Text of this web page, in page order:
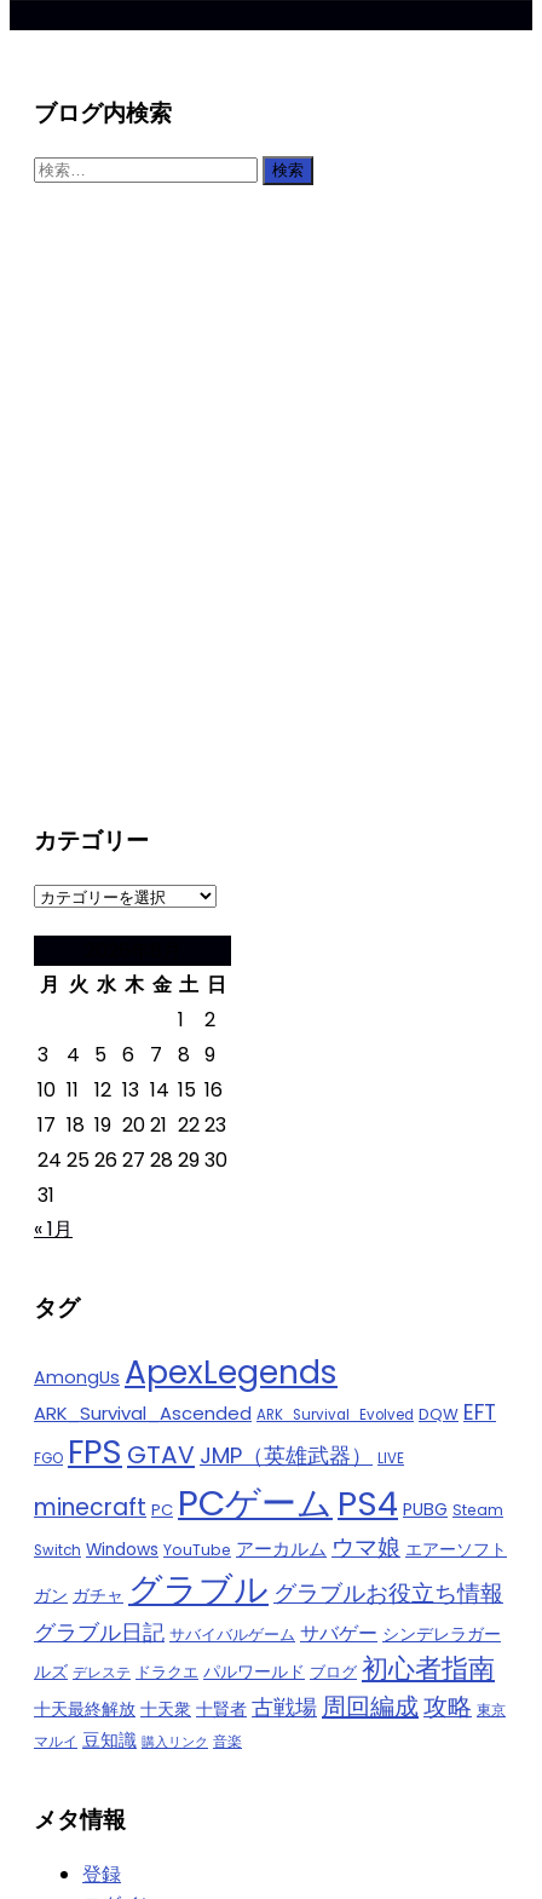
ブログ内検索
検
カテゴリー
カ
リ
月 火 水 木 金 土 日
1
2
3
4 5 6 7 8 9
10 11 12 13 14 15 16
17 18 19 2021 2223
24 252627 282930
31
« 1月
タグ
AmongUs ApexLegends
ARK_Survival_Ascended ARK_Survival_Evolved DQW EFT
FGO FPS GTAV JMP（英雄武器） LIVE
minecraft PC PCゲーム PS4 PUBG Steam
Switch Windows YouTube アーカルム ウマ娘 エアーソフト
ガン ガチャ グラブル グラブルお役立ち情報
グラブル日記 サバイバルゲーム サバゲー シンデレラガー
ルズ デレステ ドラクエ パルワールド ブログ 初心者指南
十天最終解放 十天衆 十賢者 古戦場 周回編成攻略 東京
マルイ 豆知識 購入リンク 音楽
メタ情報
登録